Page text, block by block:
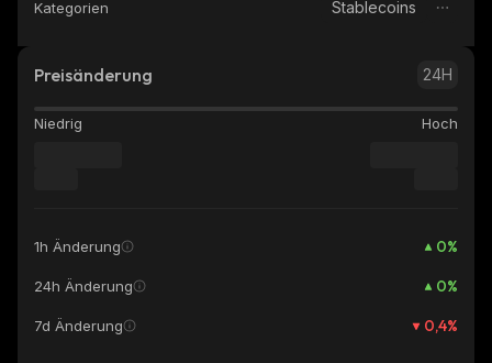
Kategorien Stablecoins
Preisänderung 24H
Niedrig Hoch
1h Änderung 0%
24h Änderung 0%
7d Änderung 0,4%